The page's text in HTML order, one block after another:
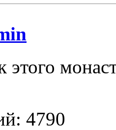
этого
4790